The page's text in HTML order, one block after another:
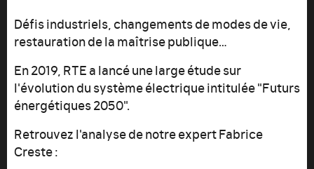
Défis industriels, changements de modes de vie,
restauration de la maîtrise publique…
En 2019, RTE a lancé une large étude sur
l'évolution du système électrique intitulée "Futurs
énergétiques 2050".
Retrouvez l'analyse de notre expert Fabrice
Creste :